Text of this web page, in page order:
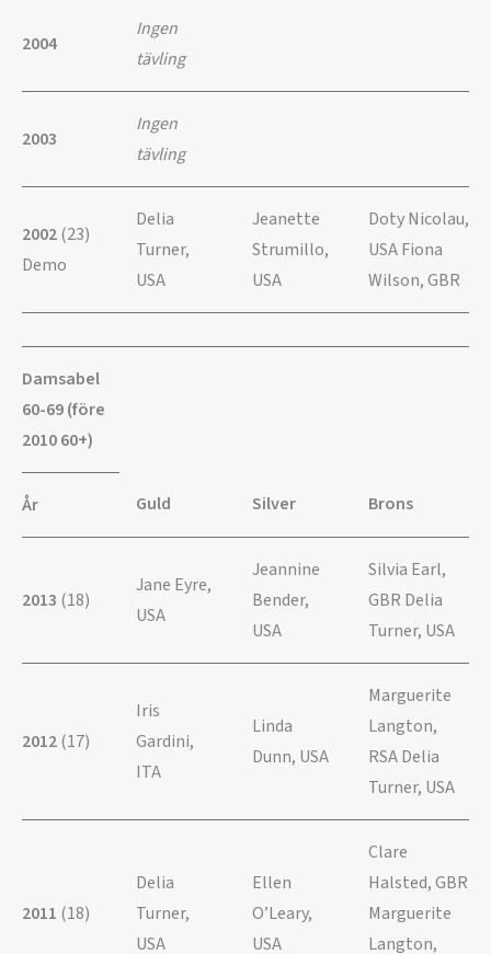
2004
Ingen
tävling
2003
Ingen
tävling
2002(23)
Demo
Delia
Turner,
USA
Jeanette
Strumillo,
USA
Doty Nicolau,
USA Fiona
Wilson, GBR
Damsabel
60-69 (före
2010 60+)
År Guld Silver Brons
2013 (18)
Jane Eyre,
USA
Jeannine
Bender,
USA
Silvia Earl,
GBR Delia
Turner, USA
2012(17)
Iris
Gardini,
ITA
Linda
Dunn, USA
Marguerite
Langton,
RSA Delia
Turner, USA
2011 (18)
Delia
Turner,
USA
Ellen
O’Leary,
USA
Clare
Halsted, GBR
Marguerite
Langton,